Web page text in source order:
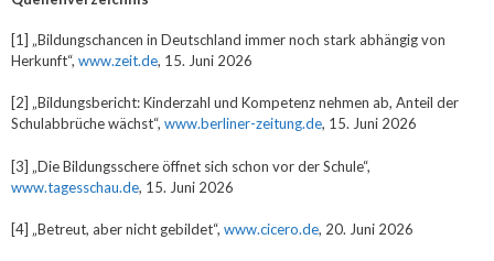
[1] „Bildungschancen in Deutschland immer noch stark abhängig von
Herkunft“, www.zeit.de, 15. Juni 2026
[2] „Bildungsbericht: Kinderzahl und Kompetenz nehmen ab, Anteil der
Schulabbrüche wächst“, www.berliner-zeitung.de, 15. Juni 2026
[3] „Die Bildungsschere öffnet sich schon vor der Schule“,
www.tagesschau.de, 15. Juni 2026
[4] „Betreut, aber nicht gebildet“, www.cicero.de, 20. Juni 2026